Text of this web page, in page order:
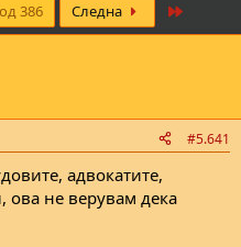
386 Следна
#5.641
адвокатите,
ова не верувам дека